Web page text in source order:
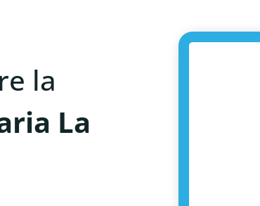
la
La